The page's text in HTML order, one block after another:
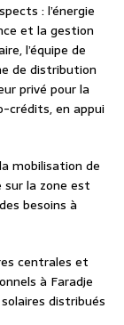
: l’énergie
et la gestion
l’équipe de
de distribution
privé pour la
crédits, en appui
mobilisation de
sur la zone est
besoins à
centrales et
à Faradje
distribués